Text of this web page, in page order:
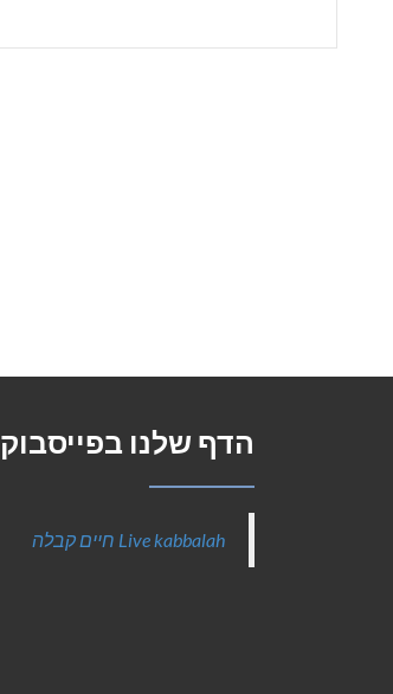
הדף שלנו בפייסבוק
‎Live kabbalah חיים קבלה‎